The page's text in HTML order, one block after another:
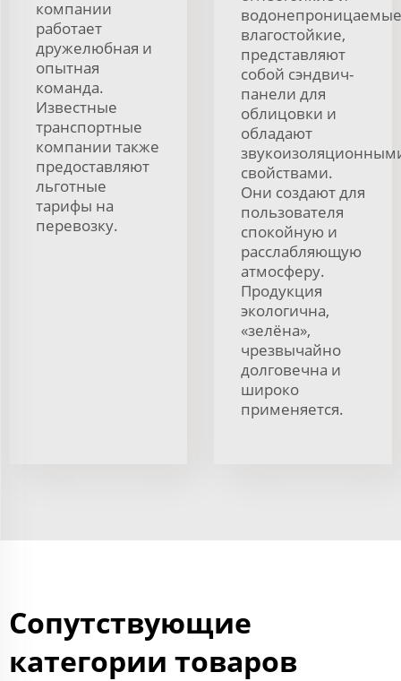
компании
работает
дружелюбная и
опытная
команда.
Известные
транспортные
компании также
предоставляют
льготные
тарифы на
перевозку.
влагостойкие,
представляют
собой сэндвич-
панели для
облицовки и
обладают
свойствами.
Они создают для
пользователя
спокойную и
расслабляющую
атмосферу.
Продукция
экологична,
«зелёна»,
чрезвычайно
долговечна и
широко
применяется.
Сопутствующие
категории товаров